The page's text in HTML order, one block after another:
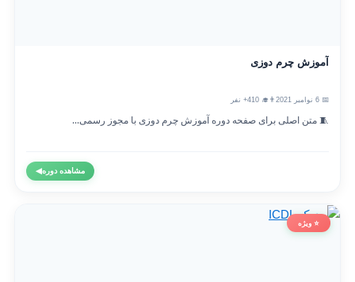
آموزش چرم دوزی
👨‍🎓 410+ نفر
🧵 متن اصلی برای صفحه دوره آموزش چرم دوزی با مجوز رسمی...
مشاهده دوره◀
⭐ ویژه